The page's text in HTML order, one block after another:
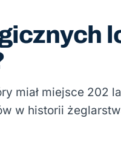
miał miejsce 202
w historii